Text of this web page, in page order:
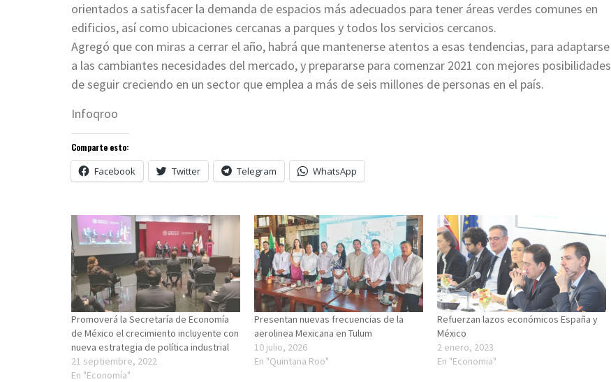
orientados a satisfacer la demanda de espacios más adecuados para tener áreas verdes comunes en
edificios, así como ubicaciones cercanas a parques y todos los servicios cercanos.
Agregó que con miras a cerrar el año, habrá que mantenerse atentos a esas tendencias, para adaptarse
a las cambiantes necesidades del mercado, y prepararse para comenzar 2021 con mejores posibilidades
de seguir creciendo en un sector que emplea a más de seis millones de personas en el país.
Infoqroo
Comparte esto:
Facebook Twitter Telegram WhatsApp
Promoverá la Secretaría de Economía
de México el crecimiento incluyente con
nueva estrategia de política industrial
21 septiembre, 2022
En "Economía"
Presentan nuevas frecuencias de la
aerolinea Mexicana en Tulum
10 julio, 2026
En "Quintana Roo"
Refuerzan lazos económicos España y
México
2 enero, 2023
En "Economia"